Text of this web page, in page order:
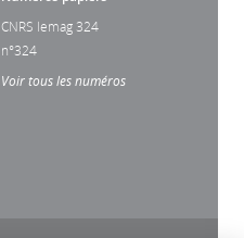
CNRS lemag 324
n°324
Voir tous les numéros